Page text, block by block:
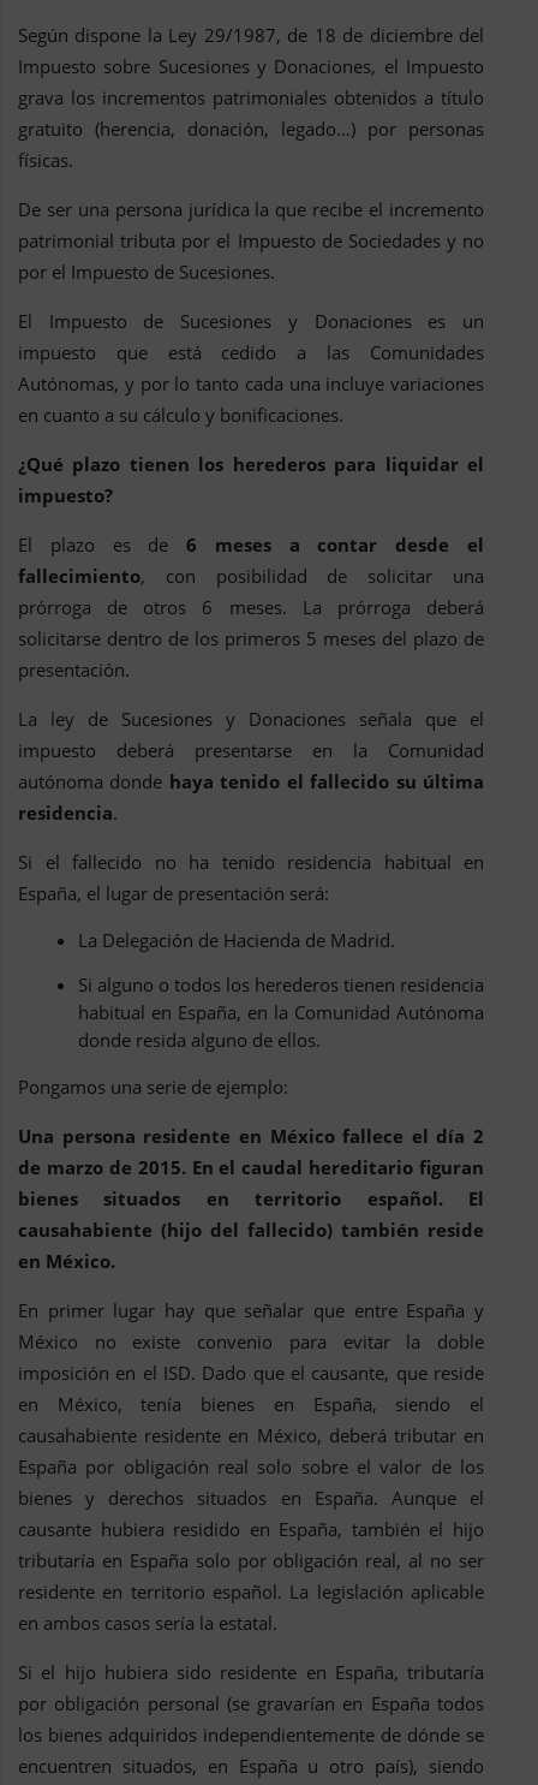
Según dispone la Ley 29/1987, de 18 de diciembre del
Impuesto sobre Sucesiones y Donaciones, el Impuesto
grava los incrementos patrimoniales obtenidos a título
gratuito (herencia, donación, legado…) por personas
físicas.
De ser una persona jurídica la que recibe el incremento
patrimonial tributa por el Impuesto de Sociedades y no
por el Impuesto de Sucesiones.
El Impuesto de Sucesiones y Donaciones es un
impuesto que está cedido a las Comunidades
Autónomas, y por lo tanto cada una incluye variaciones
en cuanto a su cálculo y bonificaciones.
¿Qué plazo tienen los herederos para liquidar el
impuesto?
El plazo es de6 meses a contar desde el
fallecimiento, con posibilidad de solicitar una
prórroga de otros 6 meses. La prórroga deberá
solicitarse dentro de los primeros 5 meses del plazo de
presentación.
La ley de Sucesiones y Donaciones señala que el
impuesto deberá presentarse en la Comunidad
autónoma donde haya tenido el fallecido su última
residencia.
Si el fallecido no ha tenido residencia habitual en
España, el lugar de presentación será:
La Delegación de Hacienda de Madrid.
Si alguno o todos los herederos tienen residencia
habitual en España, en la Comunidad Autónoma
donde resida alguno de ellos.
Pongamos una serie de ejemplo:
Una persona residente en México fallece el día 2
de marzo de 2015. En el caudal hereditario figuran
bienes situados en territorio español. El
causahabiente (hijo del fallecido) también reside
en México.
En primer lugar hay que señalar que entre España y
México no existe convenio para evitar la doble
imposición en el ISD. Dado que el causante, que reside
en México, tenía bienes en España, siendo el
causahabiente residente en México, deberá tributar en
España por obligación real solo sobre el valor de los
bienes y derechos situados en España. Aunque el
causante hubiera residido en España, también el hijo
tributaría en España solo por obligación real, al no ser
residente en territorio español. La legislación aplicable
en ambos casos sería la estatal.
Si el hijo hubiera sido residente en España, tributaría
por obligación personal (se gravarían en España todos
los bienes adquiridos independientemente de dónde se
encuentren situados, en España u otro país), siendo